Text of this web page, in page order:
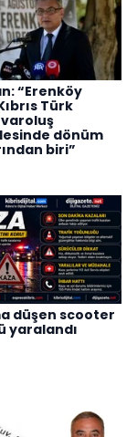
“Erenköy
Türk
varoluş
dönüm
biri”
düşen scooter
yaralandı